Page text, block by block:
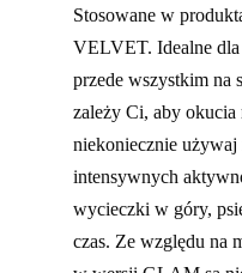
Stosowane w
VELVET. Idealne
przede wszystkim na
zależy Ci, aby okucia
niekoniecznie
intensywnych
wycieczki w góry,
czas. Ze względu na